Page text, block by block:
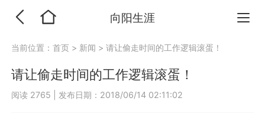
向阳生涯
当前位置：首页 > 新闻 >请让偷走时间的工作逻辑滚蛋！
请让偷走时间的工作逻辑滚蛋！
阅读 2765 发布日期：2018/06/14 02:11:02